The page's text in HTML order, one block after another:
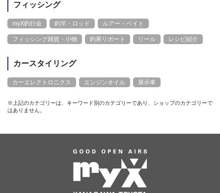
フィッシング
myX釣行会 釣竿・ロッド ルアー・ベイト
フィッシング雑貨・小物 釣果リポート リール レシピ紹介
カースタイリング
カーエレクトロニクス エンジンオイル 展示車
※上記のカテゴリーは、キーワード別のカテゴリーであり、ショップのカテゴリーで
はありません。